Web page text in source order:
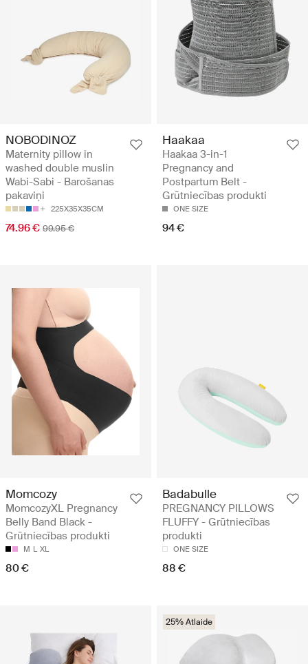
NOBODINOZ
Maternity pillow in
washed double muslin
Wabi-Sabi - Barošanas
pakaviņi
225X35X35CM
74.96 € 99.95 €
Haakaa
Haakaa 3-in-1
Pregnancy and
Postpartum Belt -
Grūtniecības produkti
ONE SIZE
94 €
Momcozy
MomcozyXL Pregnancy
Belly Band Black -
Grūtniecības produkti
M L XL
80 €
Badabulle
PREGNANCY PILLOWS
FLUFFY - Grūtniecības
produkti
ONE SIZE
88 €
25% Atlaide